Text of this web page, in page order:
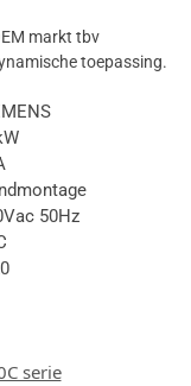
markt tbv
toepassing.
50Hz
serie